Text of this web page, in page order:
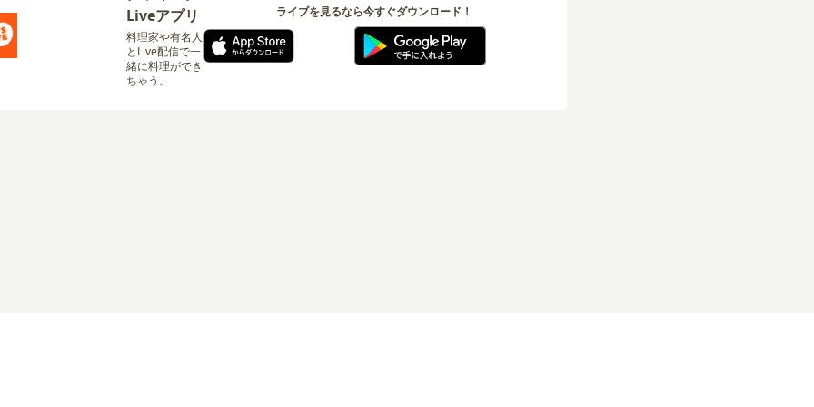
Liveアプリ
料理家や有名人
とLive配信で一
緒に料理ができ
ちゃう。
ライブを見るなら今すぐダウンロード！